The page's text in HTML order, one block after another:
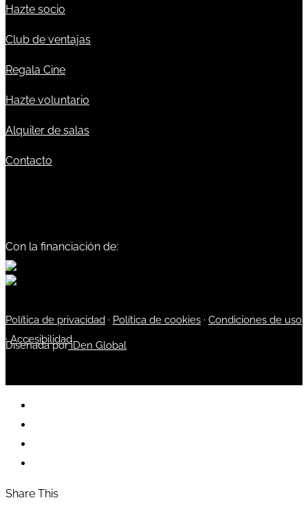
Hazte socio
Club de ventajas
Regala Cine
Hazte voluntario
Alquiler de salas
Contacto
Con la financiación de:
Política de privacidad · Política de cookies · Condiciones de uso
·Accesibilidad
Diseñada poriDen Global
Share This